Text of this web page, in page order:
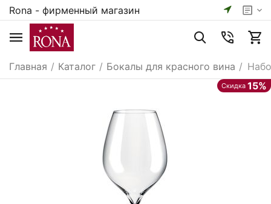
Rona - фирменный магазин
Главная / Каталог / Бокалы для красного вина /
Скидка 15%